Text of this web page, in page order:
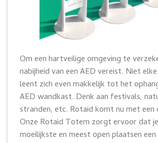
Om een hartveilige omgeving te
nabijheid van een AED vereist. Niet
leent zich even makkelijk tot het
AED wandkast. Denk aan festivals,
stranden, etc. Rotaid komt nu met een
Onze Rotaid Totem zorgt ervoor dat
moeilijkste en meest open plaatsen